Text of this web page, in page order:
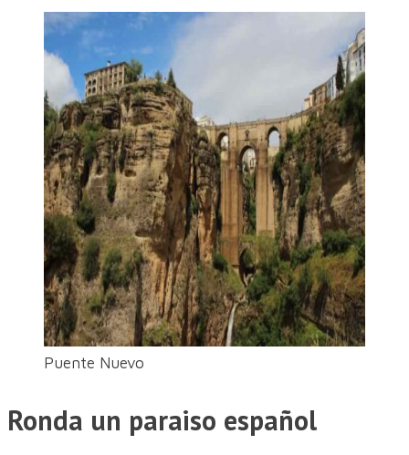
Puente Nuevo
Ronda un paraiso español